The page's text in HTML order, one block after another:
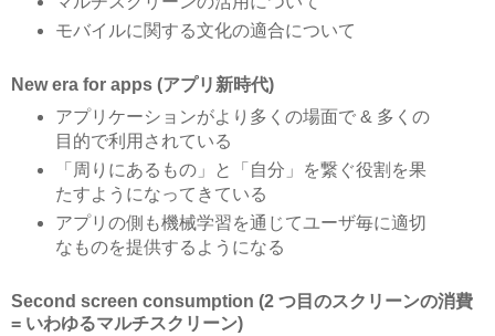
モバイルに関する文化の適合について
New era for apps (アプリ新時代)
アプリケーションがより多くの場面で & 多くの
目的で利用されている
「周りにあるもの」と「自分」を繋ぐ役割を果
たすようになってきている
アプリの側も機械学習を通じてユーザ毎に適切
なものを提供するようになる
Second screen consumption (2 つ目のスクリーンの消費
= いわゆるマルチスクリーン)